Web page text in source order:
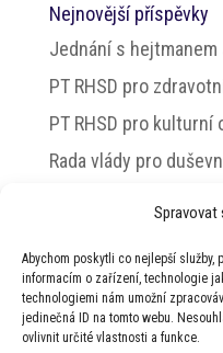
Abychom poskytli co nejlepší
informacím o zařízení, technologie
technologiemi nám umožní
jedinečná ID na tomto webu.
ovlivnit určité vlastnosti a funkce.
Nejnovější příspěvky
Jednání s
PT RHSD pro
PT RHSD pro kulturní
Rada vlády pro
© 2026 Jiří
Web vytvořila